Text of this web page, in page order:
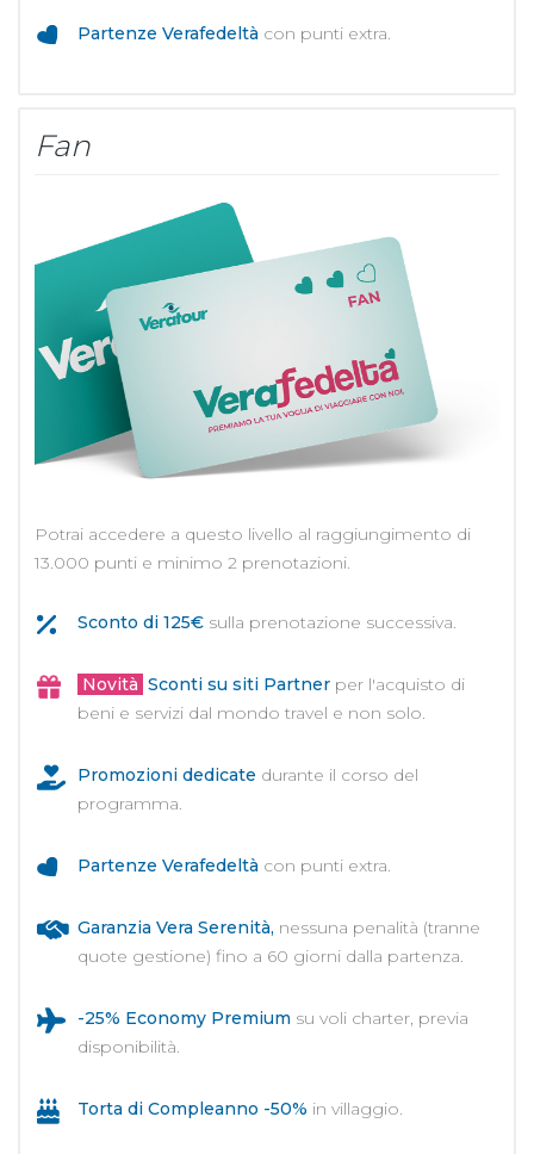
Partenze Verafedeltà con punti extra.
Fan
Potrai accedere a questo livello al raggiungimento di
13.000 punti e minimo 2 prenotazioni.
Sconto di 125€ sulla prenotazione successiva.
Novità Sconti su siti Partner per l'acquisto di
beni e servizi dal mondo travel e non solo.
Promozioni dedicate durante il corso del
programma.
Partenze Verafedeltà con punti extra.
Garanzia Vera Serenità, nessuna penalità (tranne
quote gestione) fino a 60 giorni dalla partenza.
-25% Economy Premium su voli charter, previa
disponibilità.
Torta di Compleanno -50% in villaggio.